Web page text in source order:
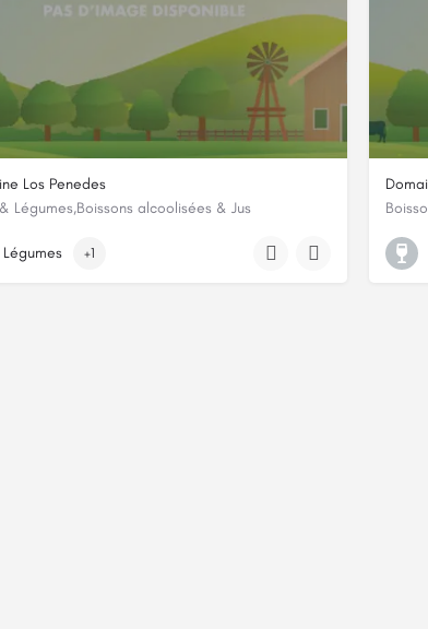
Los Penedes
Légumes,Boissons alcoolisées & Jus
route de Saint-Hippolyte
Légumes +1
3